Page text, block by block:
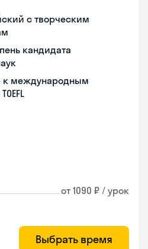
с творческим
кандидата
к международным
от 1090 ₽ / урок
Выбрать время